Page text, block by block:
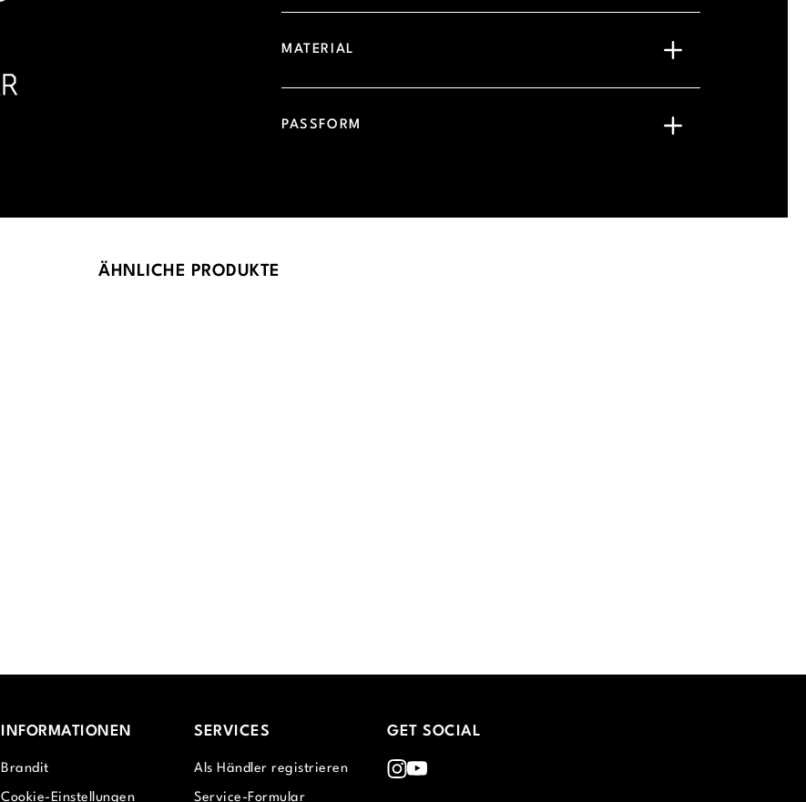
MATERIAL
PASSFORM
ÄHNLICHE PRODUKTE
INFORMATIONEN
Brandit
Cookie-Einstellungen
SERVICES
Als Händler registrieren
Service-Formular
GET SOCIAL
Instagram
Youtube